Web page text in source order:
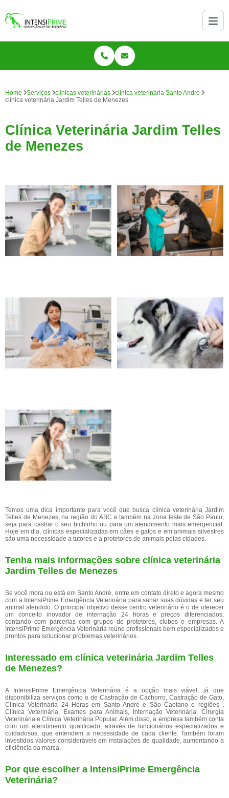
Home Serviços clínicas veterinárias
clínica veterinária Santo André
clínica veterinária Jardim Telles de Menezes
Clínica Veterinária Jardim Telles
de Menezes
Temos uma dica importante para você que busca clínica veterinária Jardim
Telles de Menezes, na região do ABC e também na zona leste de São Paulo,
seja para castrar o seu bichinho ou para um atendimento mais emergencial.
Hoje em dia, clínicas especializadas em cães e gatos e em animais silvestres
são uma necessidade a tutores e a protetores de animais pelas cidades.
Tenha mais informações sobre clínica veterinária
Jardim Telles de Menezes
Se você mora ou está em Santo André, entre em contato direto e agora mesmo
com a IntensiPrime Emergência Veterinária para sanar suas dúvidas e ter seu
animal atendido. O principal objetivo desse centro veterinário é o de oferecer
um conceito inovador de internação 24 horas e preços diferenciados,
contando com parcerias com grupos de protetores, clubes e empresas. A
IntensiPrime Emergência Veterinária reúne profissionais bem especializados e
prontos para solucionar problemas veterinários.
Interessado em clínica veterinária Jardim Telles
de Menezes?
A IntensiPrime Emergência Veterinária é a opção mais viável, já que
disponibiliza serviços como o de Castração de Cachorro, Castração de Gato,
Clínica Veterinária 24 Horas em Santo André e São Caetano e regiões ,
Clínica Veterinária, Exames para Animais, Internação Veterinária, Cirurgia
Veterinária e Clínica Veterinária Popular. Além disso, a empresa também conta
com um atendimento qualificado, através de funcionários especializados e
cuidadosos, que entendem a necessidade de cada cliente. Também foram
investidos valores consideráveis em instalações de qualidade, aumentando a
eficiência da marca.
Por que escolher a IntensiPrime Emergência
Veterinária?